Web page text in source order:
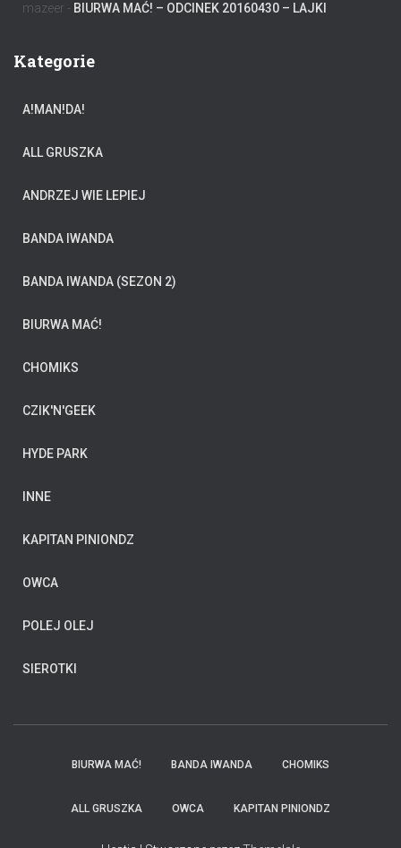
mazeer - BIURWA MAĆ! – ODCINEK 20160430 – LAJKI
Kategorie
A!MAN!DA!
ALL GRUSZKA
ANDRZEJ WIE LEPIEJ
BANDA IWANDA
BANDA IWANDA (SEZON 2)
BIURWA MAĆ!
CHOMIKS
CZIK'N'GEEK
HYDE PARK
INNE
KAPITAN PINIONDZ
OWCA
POLEJ OLEJ
SIEROTKI
BIURWA MAĆ! BANDA IWANDA CHOMIKS
ALL GRUSZKA OWCA KAPITAN PINIONDZ